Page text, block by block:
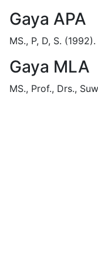
Gaya APA
MS., P, D, S. (1992).
Gaya MLA
MS., Prof., Drs.,